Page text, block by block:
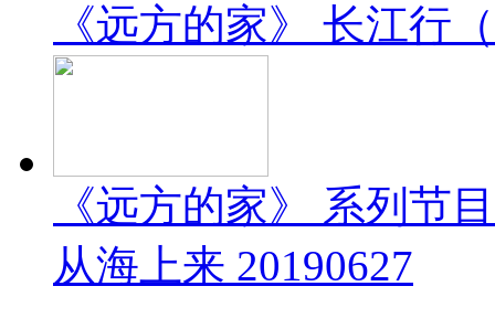
《远方的家》 长江行
《远方的家》 系列
从海上来 20190627